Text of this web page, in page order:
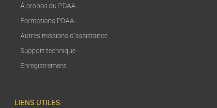
À propos du PDAA
Formations PDAA
Autres missions d’assistance
Support technique
Enregistrement
LIENS UTILES